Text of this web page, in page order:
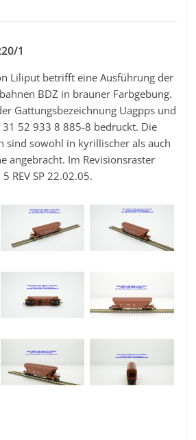
1
Liliput betrifft eine Ausführung der
BDZ in brauner Farbgebung.
Gattungsbezeichnung Uagpps und
52 933 8 885-8 bedruckt. Die
sind sowohl in kyrillischer als auch
angebracht. Im Revisionsraster
REV SP 22.02.05.